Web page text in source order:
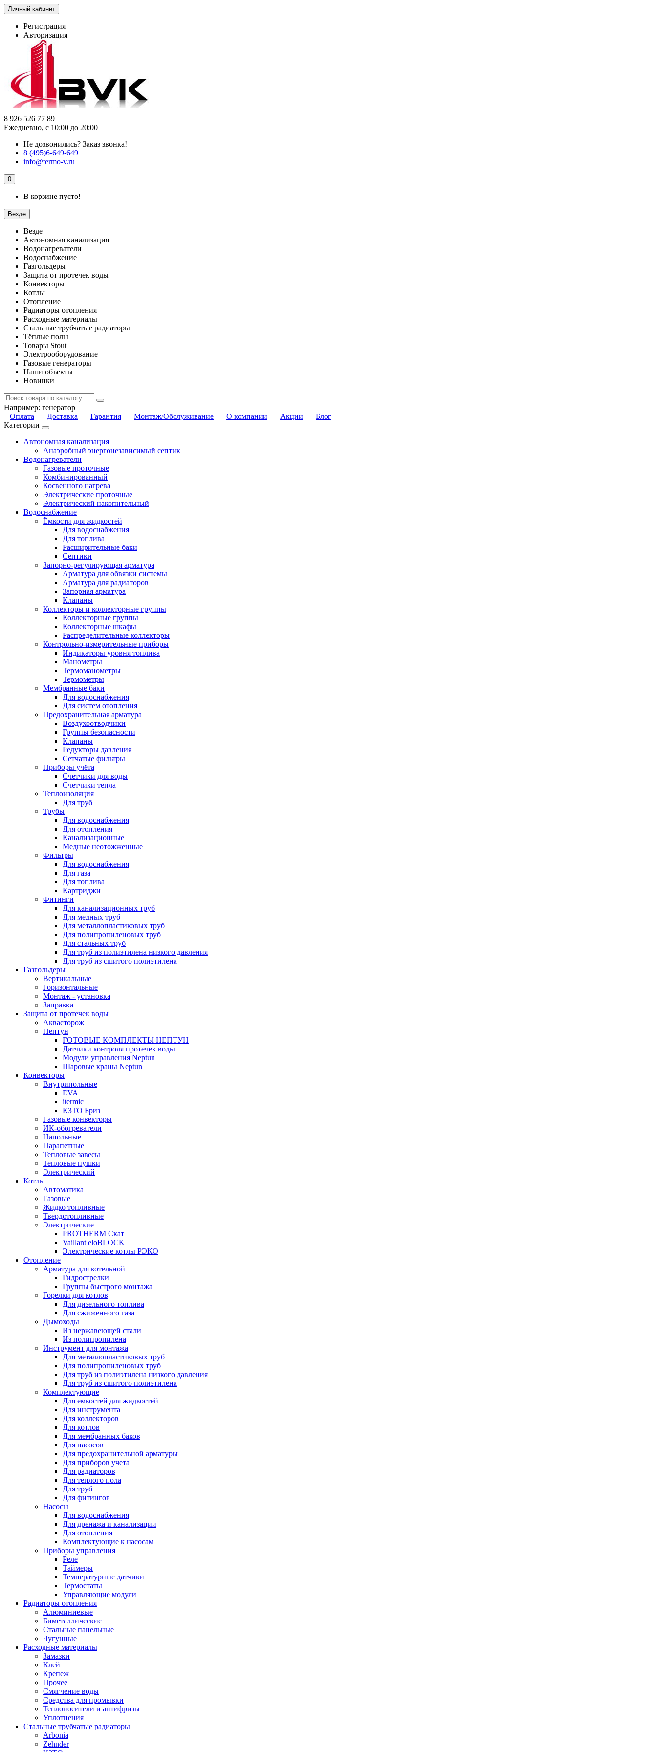
Личный кабинет
Регистрация
Авторизация
8 926 526 77 89
Ежедневно, с 10:00 до 20:00
Не дозвонились? Заказ звонка!
8 (495)6-649-649
info@termo-v.ru
0
В корзине пусто!
Везде
Везде
Автономная канализация
Водонагреватели
Водоснабжение
Газгольдеры
Защита от протечек воды
Конвекторы
Котлы
Отопление
Радиаторы отопления
Расходные материалы
Стальные трубчатые радиаторы
Тёплые полы
Товары Stout
Электрооборудование
Газовые генераторы
Наши объекты
Новинки
Например: генератор
Оплата
Доставка Гарантия Монтаж/Обслуживание О компании Акции
Блог
Категории
Автономная канализация
Анаэробный энергонезависимый септик
Водонагреватели
Газовые проточные
Комбинированный
Косвенного нагрева
Электрические проточные
Электрический накопительный
Водоснабжение
Ёмкости для жидкостей
Для водоснабжения
Для топлива
Расширительные баки
Септики
Запорно-регулирующая арматура
Арматура для обвязки системы
Арматура для радиаторов
Запорная арматура
Клапаны
Коллекторы и коллекторные группы
Коллекторные группы
Коллекторные шкафы
Распределительные коллекторы
Контрольно-измерительные приборы
Индикаторы уровня топлива
Манометры
Термоманометры
Термометры
Мембранные баки
Для водоснабжения
Для систем отопления
Предохранительная арматура
Воздухоотводчики
Группы безопасности
Клапаны
Редукторы давления
Сетчатые фильтры
Приборы учёта
Счетчики для воды
Счетчики тепла
Теплоизоляция
Для труб
Трубы
Для водоснабжения
Для отопления
Канализационные
Медные неотожженные
Фильтры
Для водоснабжения
Для газа
Для топлива
Картриджи
Фитинги
Для канализационных труб
Для медных труб
Для металлопластиковых труб
Для полипропиленовых труб
Для стальных труб
Для труб из полиэтилена низкого давления
Для труб из сшитого полиэтилена
Газгольдеры
Вертикальные
Горизонтальные
Монтаж - установка
Заправка
Защита от протечек воды
Аквасторож
Нептун
ГОТОВЫЕ КОМПЛЕКТЫ НЕПТУН
Датчики контроля протечек воды
Модули управления Neptun
Шаровые краны Neptun
Конвекторы
Внутрипольные
EVA
itermic
КЗТО Бриз
Газовые конвекторы
ИК-обогреватели
Напольные
Парапетные
Тепловые завесы
Тепловые пушки
Электрический
Котлы
Автоматика
Газовые
Жидко топливные
Твердотопливные
Электрические
PROTHERM Скат
Vaillant eloBLOCK
Электрические котлы РЭКО
Отопление
Арматура для котельной
Гидрострелки
Группы быстрого монтажа
Горелки для котлов
Для дизельного топлива
Для сжиженного газа
Дымоходы
Из нержавеющей стали
Из полипропилена
Инструмент для монтажа
Для металлопластиковых труб
Для полипропиленовых труб
Для труб из полиэтилена низкого давления
Для труб из сшитого полиэтилена
Комплектующие
Для емкостей для жидкостей
Для инструмента
Для коллекторов
Для котлов
Для мембранных баков
Для насосов
Для предохранительной арматуры
Для приборов учета
Для радиаторов
Для теплого пола
Для труб
Для фитингов
Насосы
Для водоснабжения
Для дренажа и канализации
Для отопления
Комплектующие к насосам
Приборы управления
Реле
Таймеры
Температурные датчики
Термостаты
Управляющие модули
Радиаторы отопления
Алюминиевые
Биметаллические
Стальные панельные
Чугунные
Расходные материалы
Замазки
Клей
Крепеж
Прочее
Смягчение воды
Средства для промывки
Теплоносители и антифризы
Уплотнения
Стальные трубчатые радиаторы
Arbonia
Zehnder